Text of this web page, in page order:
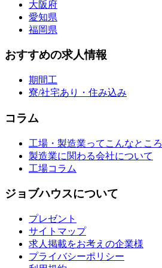
大阪府
愛知県
福岡県
おすすめの求人情報
期間工
寮/社宅あり・住み込み
コラム
工場・製造業ってこんなところ
製造業に関わる会社について
工場コラム
ジョブハウスについて
プレゼント
サイトマップ
求人掲載をお考えの企業様
プライバシーポリシー